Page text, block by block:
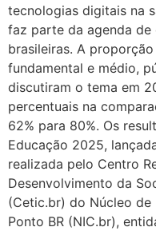
tecnologias digitais na
faz parte da agenda
brasileiras. A
fundamental e médio,
discutiram o tema em
percentuais na
62% para 80%. Os
Educação 2025,
realizada pelo Centro
Desenvolvimento da
(Cetic.br) do Núcleo
Ponto BR (NIC.br),